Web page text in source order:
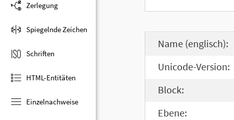
Zerlegung
Spiegelnde Zeichen
Schriften
HTML-Entitäten
Einzelnachweise
Name (englisch):
Unicode-Version:
Block:
Ebene: